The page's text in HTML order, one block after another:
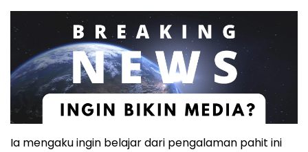
Ia mengaku ingin belajar dari pengalaman pahit ini